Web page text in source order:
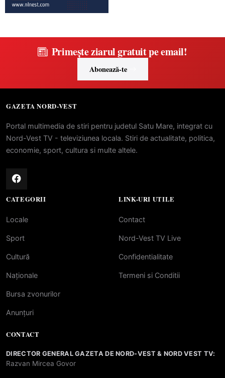
Primește ziarul gratuit pe email!
Abonează-te
GAZETA NORD-VEST
Portal multimedia de stiri pentru judetul Satu Mare, integrat cu
Nord-Vest TV - televiziunea locala. Stiri de actualitate, politica,
economie, sport, cultura si multe altele.
CATEGORII
Locale
Sport
Cultură
Naționale
Bursa zvonurilor
Anunțuri
LINK-URI UTILE
Contact
Nord-Vest TV Live
Confidentialitate
Termeni si Conditii
CONTACT
DIRECTOR GENERAL GAZETA DE NORD-VEST & NORD VEST TV:
Razvan Mircea Govor